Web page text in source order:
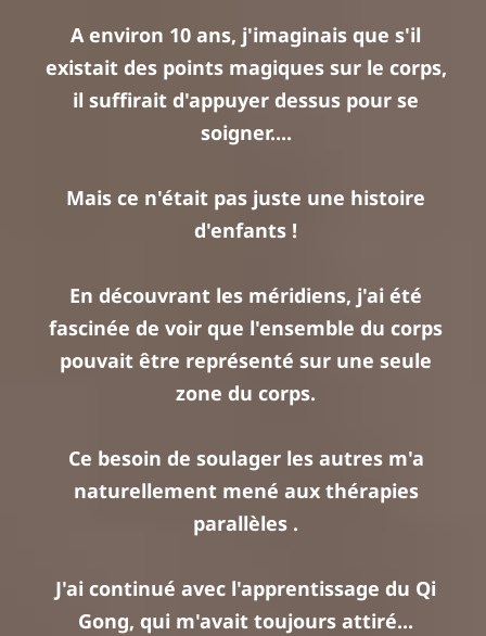
A environ 10 ans, j'imaginais que s'il
existait des points magiques sur le corps,
il suffirait d'appuyer dessus pour se
soigner....
Mais ce n'était pas juste une histoire
d'enfants !
En découvrant les méridiens, j'ai été
fascinée de voir que l'ensemble du corps
pouvait être représenté sur une seule
zone du corps.
Ce besoin de soulager les autres m'a
naturellement mené aux thérapies
parallèles .
J'ai continué avec l'apprentissage du Qi
Gong, qui m'avait toujours attiré...